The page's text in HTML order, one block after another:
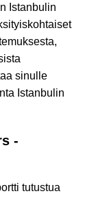
Istanbulin
sinulle
Istanbulin
-
tutustua